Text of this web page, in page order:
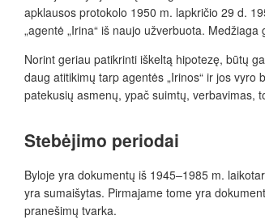
apklausos protokolo 1950 m. lapkričio 29 d.
„agentė „Irina“ iš naujo užverbuota.
Norint geriau patikrinti iškeltą hipotezę, būtų
daug atitikimų tarp agentės „Irinos“ ir jos
patekusių asmenų, ypač suimtų, verbavimas,
Stebėjimo periodai
Byloje yra dokumentų iš 1945–1985 m.
yra sumaišytas. Pirmajame tome yra
pranešimų tvarka.